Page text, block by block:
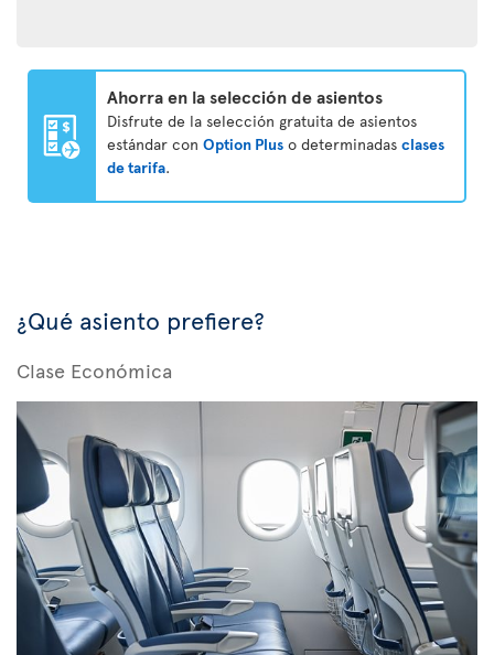
Ahorra en la selección de asientos
Disfrute de la selección gratuita de asientos
estándar con Option Plus o determinadas clases
de tarifa.
¿Qué asiento prefiere?
Clase Económica